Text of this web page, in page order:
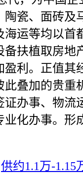
陶瓷、面砖及
海运等均以首
备扶植取房地
盈利。正值其
此叠加的贵重
证办事、物流
业化办事。形
供约1.1万-1.15